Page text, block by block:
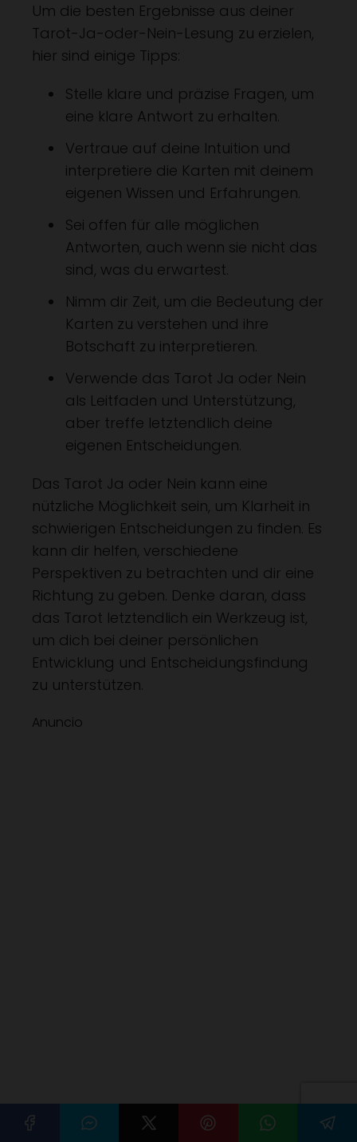
Um die besten Ergebnisse aus deiner
Tarot-Ja-oder-Nein-Lesung zu erzielen,
hier sind einige Tipps:
Stelle klare und präzise Fragen, um
eine klare Antwort zu erhalten.
Vertraue auf deine Intuition und
interpretiere die Karten mit deinem
eigenen Wissen und Erfahrungen.
Sei offen für alle möglichen
Antworten, auch wenn sie nicht das
sind, was du erwartest.
Nimm dir Zeit, um die Bedeutung der
Karten zu verstehen und ihre
Botschaft zu interpretieren.
Verwende das Tarot Ja oder Nein
als Leitfaden und Unterstützung,
aber treffe letztendlich deine
eigenen Entscheidungen.
Das Tarot Ja oder Nein kann eine
nützliche Möglichkeit sein, um Klarheit in
schwierigen Entscheidungen zu finden. Es
kann dir helfen, verschiedene
Perspektiven zu betrachten und dir eine
Richtung zu geben. Denke daran, dass
das Tarot letztendlich ein Werkzeug ist,
um dich bei deiner persönlichen
Entwicklung und Entscheidungsfindung
zu unterstützen.
Anuncio